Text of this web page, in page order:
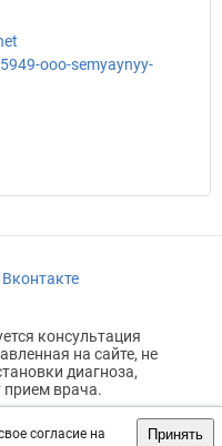
согласие на
Принять
ooo-semyaynyy-
Вконтакте
консультация
на сайте, не
диагноза,
прием врача.